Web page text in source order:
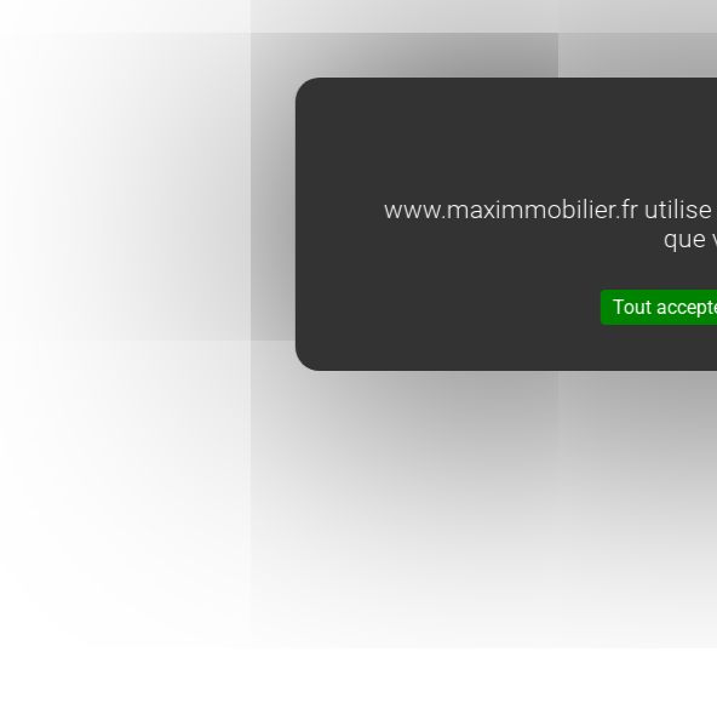
Douche extérieure avec eau chaude.
Menuiseries aluminium double vitrage intégrales, porte
Climatisation réversible dans le séjour et dans les chambres,
Hauteur sous plafond : 2,50 m.
www.maximmobilier.fr
que
Tout